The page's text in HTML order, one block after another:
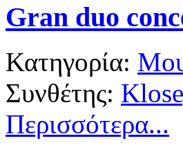
Gran duo
Κατηγορία:
Συνθέτης:
Περισσότερα...